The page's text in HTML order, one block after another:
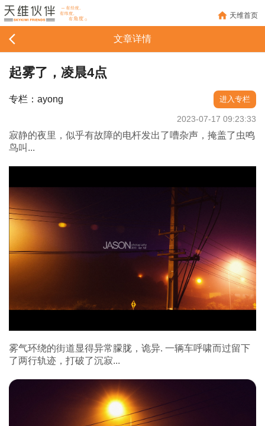
天维首页
文章详情
起雾了，凌晨4点
专栏：ayong 进入专栏
2023-07-17 09:23:33
寂静的夜里，似乎有故障的电杆发出了嘈杂声，掩盖了虫鸣
鸟叫...
雾气环绕的街道显得异常朦胧，诡异. 一辆车呼啸而过留下
了两行轨迹，打破了沉寂...